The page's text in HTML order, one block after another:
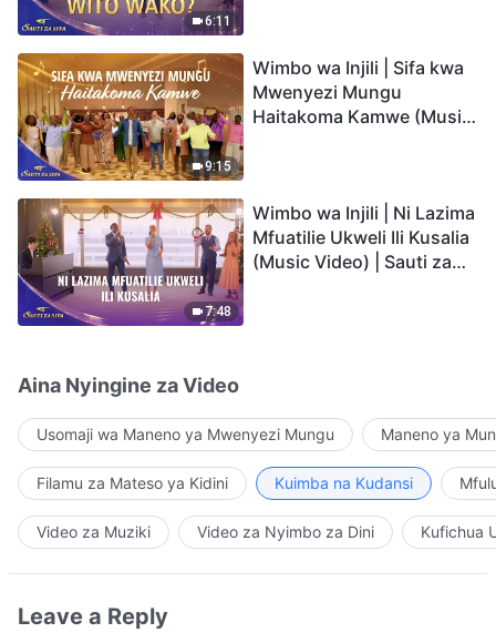
6:11
9:15
Wimbo wa Injili | Sifa kwa
Mwenyezi Mungu
Haitakoma Kamwe (Music
7:48
Wimbo wa Injili | Ni Lazima
Mfuatilie Ukweli Ili Kusalia
(Music Video) | Sauti za
Aina Nyingine za Video
Usomaji wa Maneno ya Mwenyezi Mungu Maneno ya
Filamu za Mateso ya Kidini Kuimba na Kudansi
Video za Muziki Video za Nyimbo za Dini Kufichua
Leave a Reply